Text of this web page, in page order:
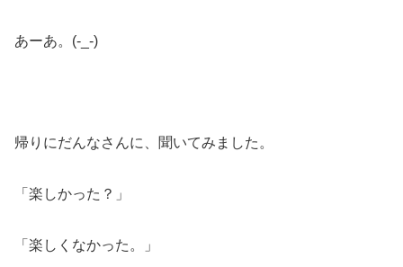
あーあ。(-_-)
帰りにだんなさんに、聞いてみました。
「楽しかった？」
「楽しくなかった。」